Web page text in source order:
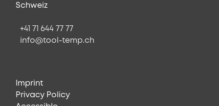
Schweiz
+41 71 644 77 77
info@tool-temp.ch
Imprint
Privacy Policy